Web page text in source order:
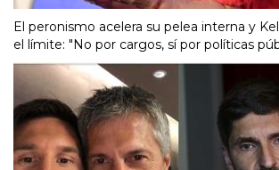
El peronismo acelera su pelea interna y
el límite: "No por cargos, sí por políticas